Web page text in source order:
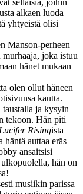
sellaisia, joihin
alkaen luoda
yhtyeistä olisi
Manson-perheen
joka istuu
hänet mukaan
olen ollut häneen
kautta.
taustalla ja kysyin
tekoon. Hän piti
Lucifer Risingista
auttaa eräs
ansaitsisi
hän on
musiikin parissa